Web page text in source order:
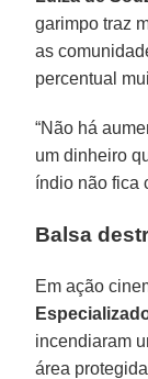
garimpo traz
as
percentual
“Não há
um dinheiro
índio não fica
Balsa
Em ação
incendiaram
área